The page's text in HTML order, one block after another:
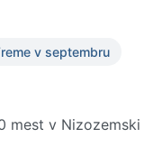
v septembru
mest v Nizozemski